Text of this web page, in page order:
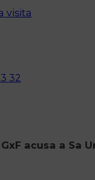
visita
32
acusa a Sa